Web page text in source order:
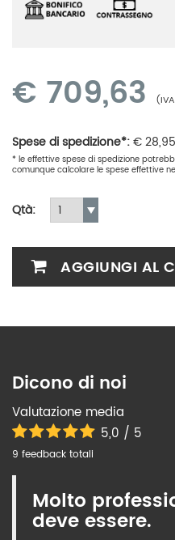
€ 709,63
Spese di spedizione*:€28,95
* le effettive spese di spedizione
comunque calcolare le spese effettive
Qtà:
AGGIUNGI AL
Dicono di noi
Valutazione media
5,0 / 5
9 feedback totali
Molto
deve essere.